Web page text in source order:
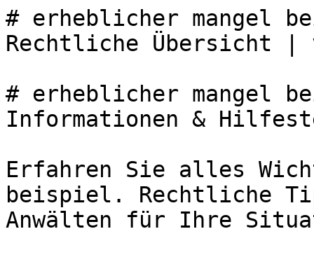
# erheblicher mangel
Rechtliche Übersicht |
# erheblicher mangel
Informationen &
Erfahren Sie alles
beispiel. Rechtliche
Anwälten für Ihre